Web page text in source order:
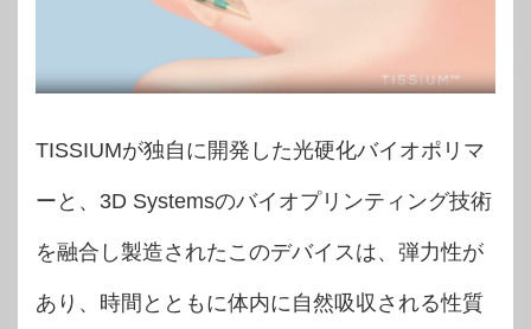
TISSIUMが独自に開発した光硬化バイオポリマ
ーと、3D Systemsのバイオプリンティング技術
を融合し製造されたこのデバイスは、弾力性が
あり、時間とともに体内に自然吸収される性質